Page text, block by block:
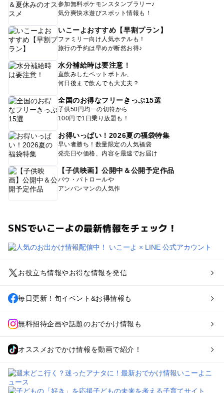
参加無料ポケモンスタンプラリー♪
気分爽快水遊びスポット情報も！
いこーよおすすめ【早割プラン】
ファミリー向け人気ホテルも！
旅行の予約は早めが断然お得♪
水分補給時は要注意！
直飲みしたペットボトル、
何日後まで飲んでも大丈夫？
全国のお得なフリーきっぷ15選
子供50円均一の切符から
100円で1日乗り放題も！
お得いっぱい！2026夏の福袋特集
早い者勝ち！数量限定の人気福袋
発売日や価格、内容を最速でお届け
【子供映画】公開中＆公開予定作品
パウ・パトロールや
アンパンマンの人気作
SNSでいこーよの最新情報をチェック！
お役立ち情報やお得な情報を発信
毎日更新！旬イベント&お得情報も
無料招待企画や話題のおでかけ情報も
オススメおでかけ情報を動画で紹介！